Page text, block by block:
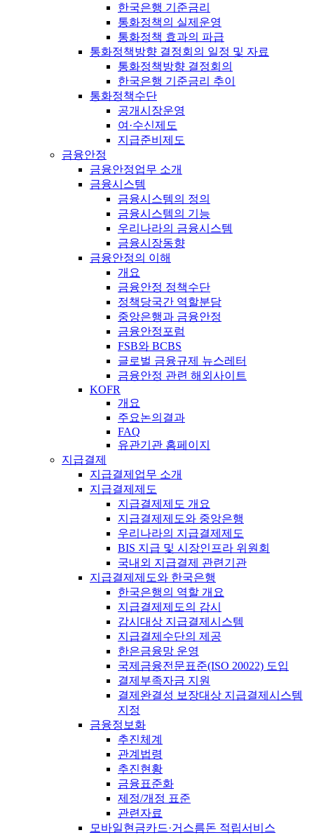
한국은행 기준금리
통화정책의 실제운영
통화정책 효과의 파급
통화정책방향 결정회의 일정 및 자료
통화정책방향 결정회의
한국은행 기준금리 추이
통화정책수단
공개시장운영
여·수신제도
지급준비제도
금융안정
금융안정업무 소개
금융시스템
금융시스템의 정의
금융시스템의 기능
우리나라의 금융시스템
금융시장동향
금융안정의 이해
개요
금융안정 정책수단
정책당국간 역할분담
중앙은행과 금융안정
금융안정포럼
FSB와 BCBS
글로벌 금융규제 뉴스레터
금융안정 관련 해외사이트
KOFR
개요
주요논의결과
FAQ
유관기관 홈페이지
지급결제
지급결제업무 소개
지급결제제도
지급결제제도 개요
지급결제제도와 중앙은행
우리나라의 지급결제제도
BIS 지급 및 시장인프라 위원회
국내외 지급결제 관련기관
지급결제제도와 한국은행
한국은행의 역할 개요
지급결제제도의 감시
감시대상 지급결제시스템
지급결제수단의 제공
한은금융망 운영
국제금융전문표준(ISO 20022) 도입
결제부족자금 지원
결제완결성 보장대상 지급결제시스템
지정
금융정보화
추진체계
관계법령
추진현황
금융표준화
제정/개정 표준
관련자료
모바일현금카드·거스름돈 적립서비스